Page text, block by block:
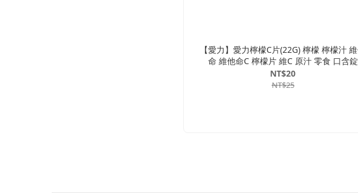
【愛力】愛力檸檬C片(22G) 檸檬 檸檬汁 維他
命 維他命C 檸檬片 維C 原汁 零食 口含錠
NT$20
NT$25